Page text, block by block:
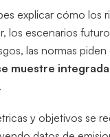
explicar cómo
los escenarios
las normas
muestre
y objetivos se